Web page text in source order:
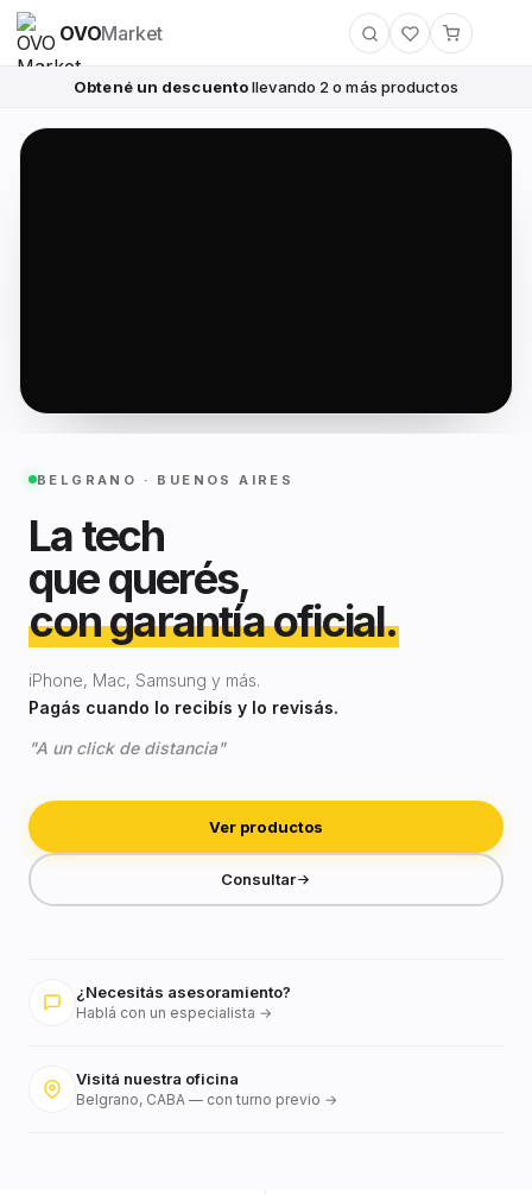
OVOMarket
Obtené un descuentollevando 2 o más productos
BELGRANO · BUENOS AIRES
La tech
que querés,
con garantía oficial.
iPhone, Mac, Samsung y más.
Pagás cuando lo recibís y lo revisás.
"A un click de distancia"
Ver productos
Consultar
¿Necesitás asesoramiento?
Hablá con un especialista →
Visitá nuestra oficina
Belgrano, CABA — con turno previo →